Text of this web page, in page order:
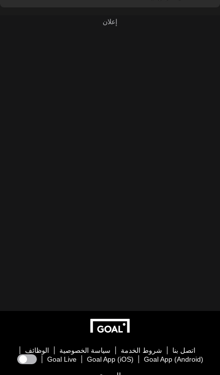
اتصل بنا شروط الخدمة سياسة الخصوصية
الوظائف
Goal App (Android)
Goal App (iOS)
Goal Live